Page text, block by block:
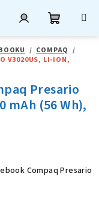
/ COMPAQ /
V3020US, LI-ION,
Presario
mAh (56 Wh),
Compaq Presario